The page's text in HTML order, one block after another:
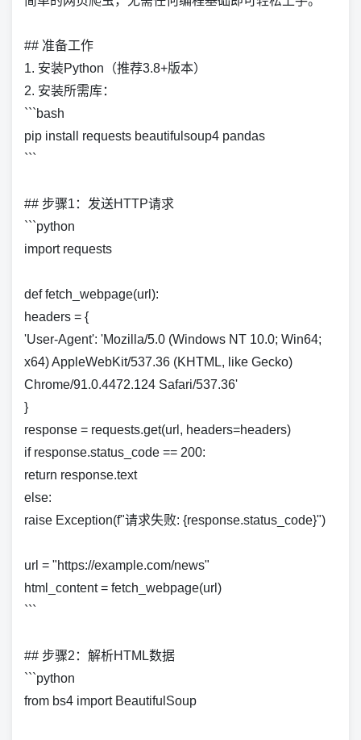
## 准备工作
1. 安装Python（推荐3.8+版本）
2. 安装所需库：
```bash
pip install requests beautifulsoup4 pandas
```
## 步骤1：发送HTTP请求
```python
import requests
def fetch_webpage(url):
headers = {
'User-Agent': 'Mozilla/5.0 (Windows NT 10.0; Win64;
x64) AppleWebKit/537.36 (KHTML, like Gecko)
Chrome/91.0.4472.124 Safari/537.36'
}
response = requests.get(url, headers=headers)
if response.status_code == 200:
return response.text
else:
raise Exception(f"请求失败: {response.status_code}")
url = "https://example.com/news"
html_content = fetch_webpage(url)
```
## 步骤2：解析HTML数据
```python
from bs4 import BeautifulSoup